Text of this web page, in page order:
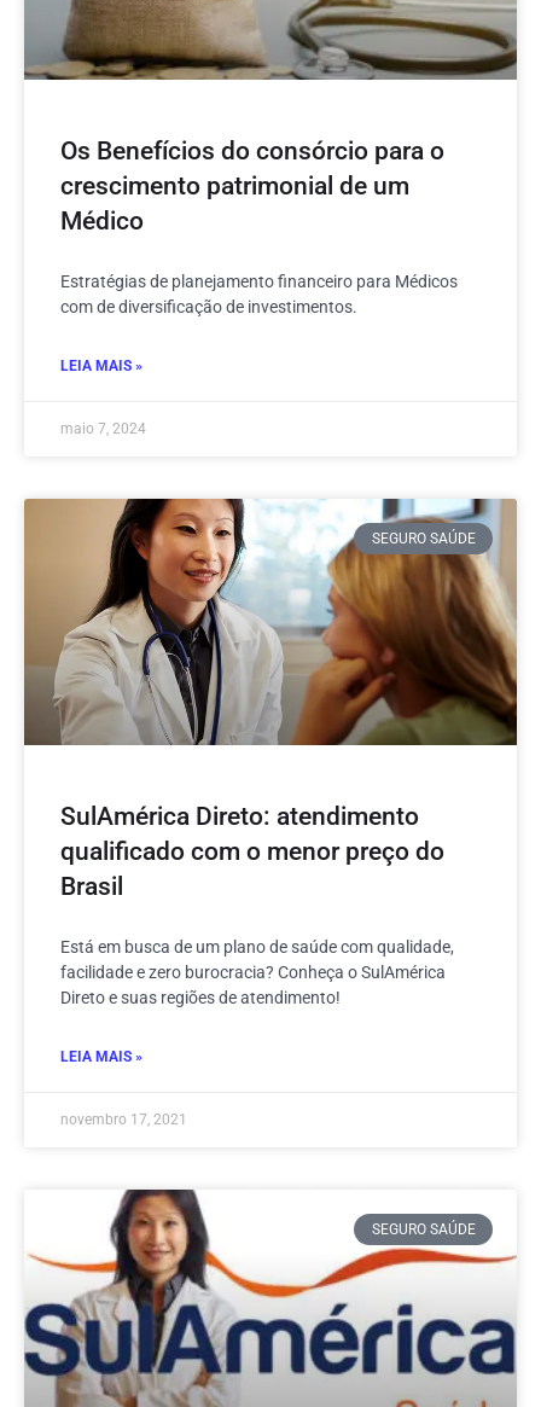
Os Benefícios do consórcio para o
crescimento patrimonial de um
Médico
Estratégias de planejamento financeiro para Médicos
com de diversificação de investimentos.
LEIA MAIS »
maio 7, 2024
SEGURO SAÚDE
SulAmérica Direto: atendimento
qualificado com o menor preço do
Brasil
Está em busca de um plano de saúde com qualidade,
facilidade e zero burocracia? Conheça o SulAmérica
Direto e suas regiões de atendimento!
LEIA MAIS »
novembro 17, 2021
SEGURO SAÚDE